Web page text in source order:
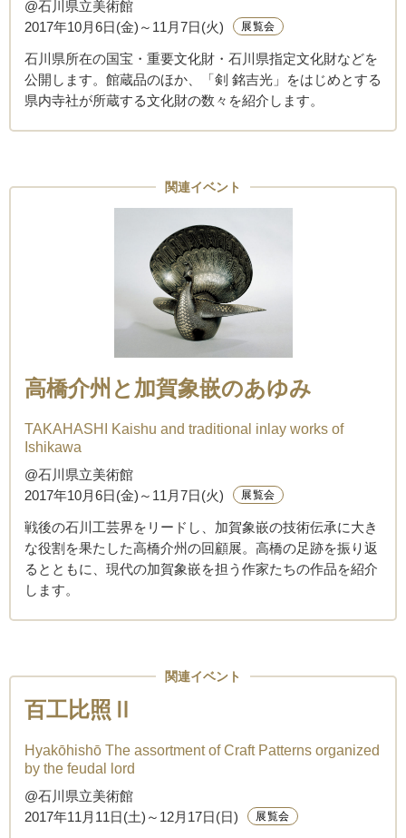
@石川県立美術館
2017年10月6日(金)～11月7日(火)
展覧会
石川県所在の国宝・重要文化財・石川県指定文化財などを
公開します。館蔵品のほか、「剣 銘吉光」をはじめとする
県内寺社が所蔵する文化財の数々を紹介します。
関連イベント
高橋介州と加賀象嵌のあゆみ
TAKAHASHI Kaishu and traditional inlay works of
Ishikawa
@石川県立美術館
2017年10月6日(金)～11月7日(火)
展覧会
戦後の石川工芸界をリードし、加賀象嵌の技術伝承に大き
な役割を果たした高橋介州の回顧展。高橋の足跡を振り返
るとともに、現代の加賀象嵌を担う作家たちの作品を紹介
します。
関連イベント
百工比照Ⅱ
Hyakōhishō The assortment of Craft Patterns organized
by the feudal lord
@石川県立美術館
2017年11月11日(土)～12月17日(日)
展覧会